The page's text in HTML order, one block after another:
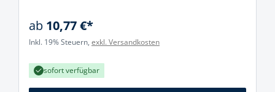
ab 10,77 €*
Inkl. 19% Steuern, exkl. Versandkosten
sofort verfügbar